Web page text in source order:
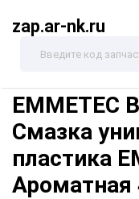
zap.ar-nk.ru
EMMETEC
Смазка
пластика
Ароматная